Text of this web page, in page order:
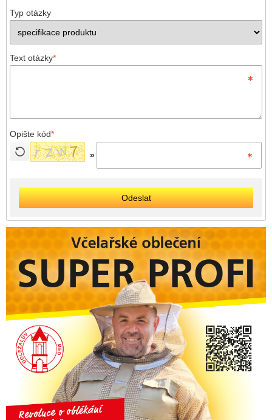
Typ otázky
Text otázky*
Opište kód*
»
Odeslat